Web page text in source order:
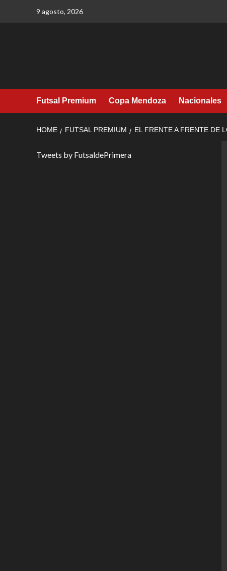
9 agosto, 2026
Futsal Premium Copa Mendoza Nacionales
HOME FUTSAL PREMIUM EL FRENTE A FRENTE DE
Tweets by FutsaldePrimera